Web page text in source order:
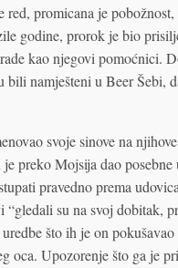
promicana je pobožnost,
godine, prorok je bio
kao njegovi pomoćnici.
namješteni u Beer Šebi,
svoje sinove na
preko Mojsija dao posebne
pravedno prema
su na svoj dobitak,
što ih je on
oca. Upozorenje što ga je